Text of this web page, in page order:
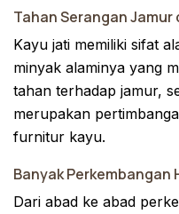
Tahan Serangan Jamur
Kayu jati memiliki sifat
minyak alaminya yang
tahan terhadap jamur,
merupakan
furnitur kayu.
Banyak Perkembangan
Dari abad ke abad